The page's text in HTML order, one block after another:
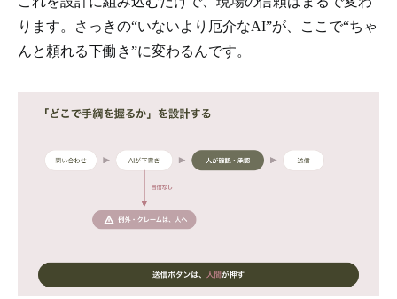
ります。さっきの“いないより厄介なAI”が、ここで“ちゃ
んと頼れる下働き”に変わるんです。